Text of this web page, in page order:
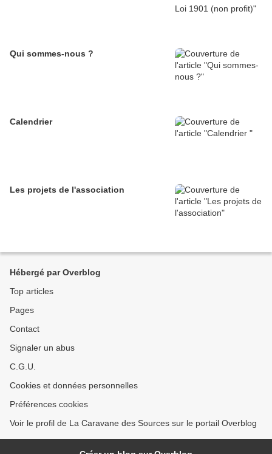
Qui sommes-nous ?
Calendrier
Les projets de l'association
Hébergé par Overblog
Top articles
Pages
Contact
Signaler un abus
C.G.U.
Cookies et données personnelles
Préférences cookies
Voir le profil de La Caravane des Sources sur le portail Overblog